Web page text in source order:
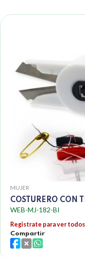
MUJER
COSTURERO CON
WEB-MJ-182-BI
Registrate para ver
Compartir